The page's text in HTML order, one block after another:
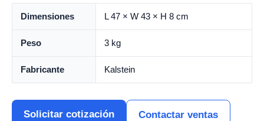
Dimensiones L 47 × W 43 × H 8 cm
Peso 3 kg
Fabricante Kalstein
Solicitar cotización Contactar ventas